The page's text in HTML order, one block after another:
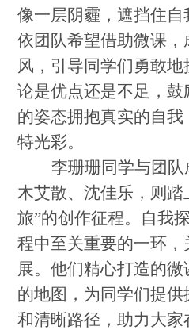
像一层阴霾，遮挡住
依团队希望借助微课
风，引导同学们勇敢
论是优点还是不足，
的姿态拥抱真实的自
特光彩。
李珊珊同学与团
木艾散、沈佳乐，则踏
旅”的创作征程。自我
程中至关重要的一环
展。他们精心打造的
的地图，为同学们提
和清晰路径，助力大